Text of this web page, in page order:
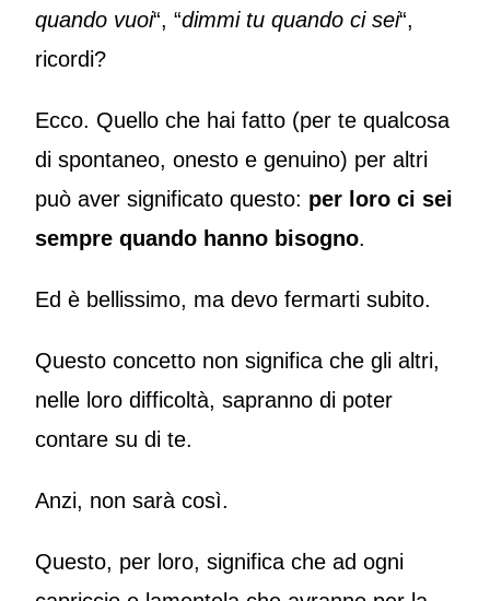
quando vuoi“, “dimmi tu quando ci sei“,
ricordi?
Ecco. Quello che hai fatto (per te qualcosa
di spontaneo, onesto e genuino) per altri
può aver significato questo: per loro ci sei
sempre quando hanno bisogno.
Ed è bellissimo, ma devo fermarti subito.
Questo concetto non significa che gli altri,
nelle loro difficoltà, sapranno di poter
contare su di te.
Anzi, non sarà così.
Questo, per loro, significa che ad ogni